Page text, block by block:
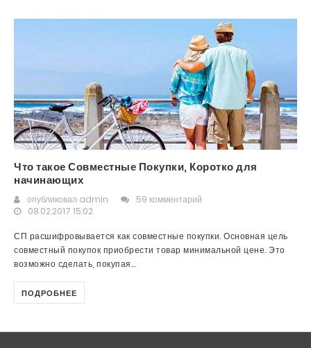
Что такое Совместные Покупки, Коротко для
начинающих
опубликовал admin
59 комментарий
08.02.2017 15:02
СП расшифровывается как совместные покупки. Основная цель
совместный покупок приобрести товар минимальной цене. Это
возможно сделать, покупая...
ПОДРОБНЕЕ